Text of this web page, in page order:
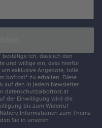
ich, dass ich den
und willige ein, dass hierfür
exklusive Angebote, tolle
bofrost* zu erhalten. Diese
auf den in jedem Newsletter
datenschutz@bofrost.at
der Einwilligung wird die
bis zum Widerruf
Informationen zum Thema
Sie in unseren